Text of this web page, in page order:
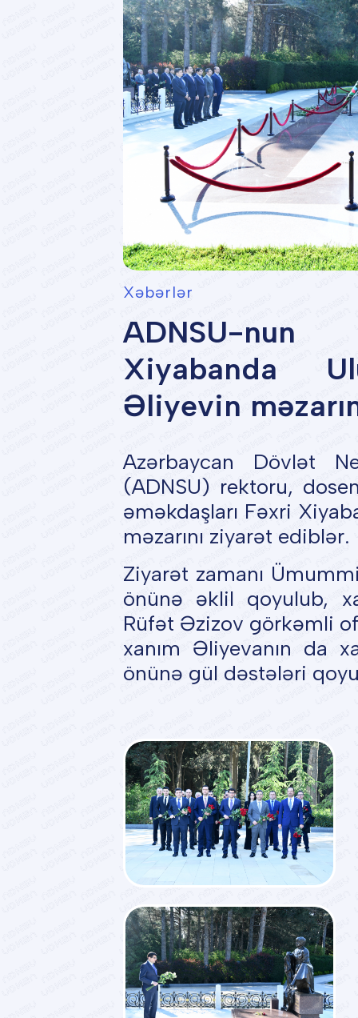
Xəbərlər
ADNSU-
Xiyabanda
Əliyevin
Azərbaycan Dövlət
(ADNSU) rektoru,
əməkdaşları Fəxri
məzarını ziyarət ediblər.
Ziyarət zamanı
önünə əklil qoyulub,
Rüfət Əzizov görkəmli
xanım Əliyevanın da
önünə gül dəstələri